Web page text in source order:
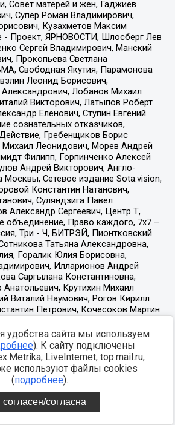
сайта мы используем
). К сайту подключены
LiveInternet, top.mail.ru,
используют файлы cookies
(подробнее).
согласна